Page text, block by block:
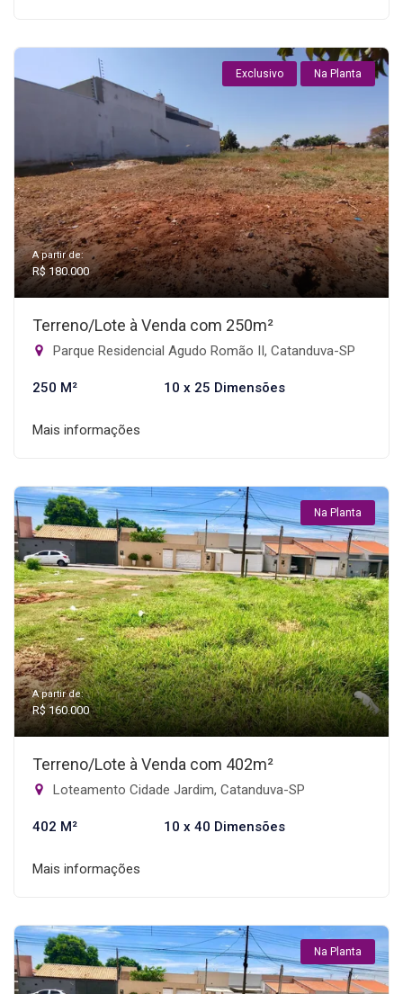
Exclusivo Na Planta
A partir de:
R$ 180.000
Terreno/Lote à Venda com 250m²
Parque Residencial Agudo Romão II, Catanduva-SP
250 M² 10 x 25 Dimensões
Mais informações
Na Planta
A partir de:
R$ 160.000
Terreno/Lote à Venda com 402m²
Loteamento Cidade Jardim, Catanduva-SP
402 M² 10 x 40 Dimensões
Mais informações
Na Planta